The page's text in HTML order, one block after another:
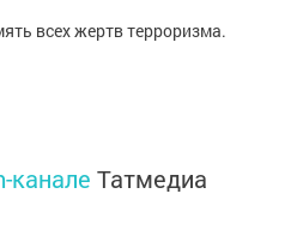
всех жертв терроризма.
канале Татмедиа